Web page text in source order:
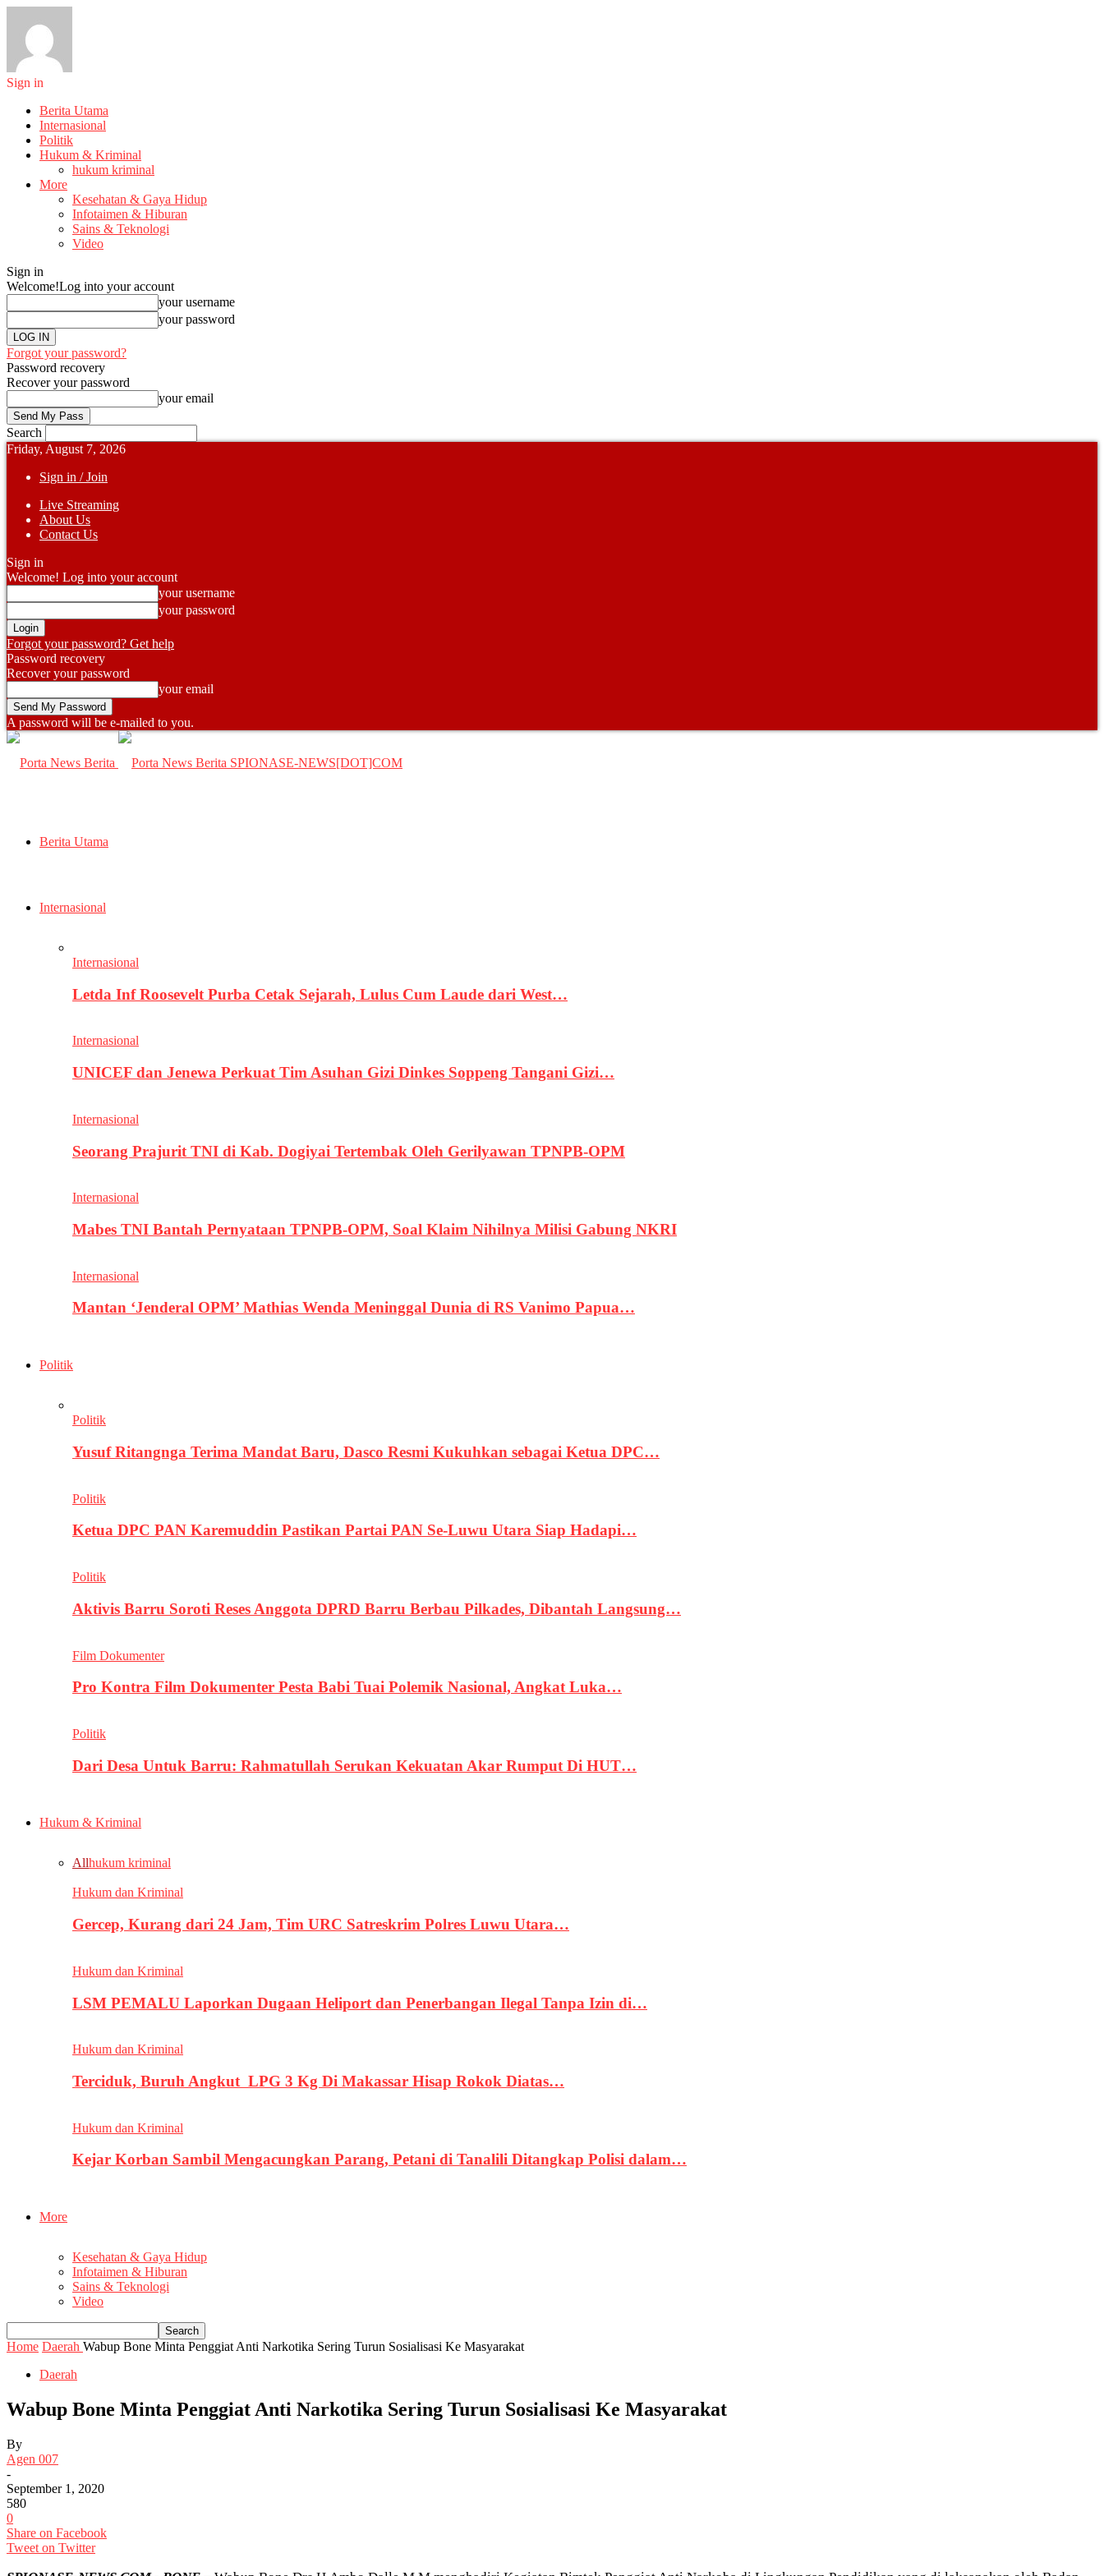
Sign in
Berita Utama
Internasional
Politik
Hukum & Kriminal
hukum kriminal
More
Kesehatan & Gaya Hidup
Infotaimen & Hiburan
Sains & Teknologi
Video
Sign in
Welcome!Log into your account
your username
your password
Forgot your password?
Password recovery
Recover your password
your email
Search
Friday, August 7, 2026
Sign in / Join
Live Streaming
About Us
Contact Us
Sign in
Welcome! Log into your account
your username
your password
Forgot your password? Get help
Password recovery
Recover your password
your email
A password will be e-mailed to you.
SPIONASE-NEWS[DOT]COM
Berita Utama
Internasional
Internasional
Letda Inf Roosevelt Purba Cetak Sejarah, Lulus Cum Laude dari West…
Internasional
UNICEF dan Jenewa Perkuat Tim Asuhan Gizi Dinkes Soppeng Tangani Gizi…
Internasional
Seorang Prajurit TNI di Kab. Dogiyai Tertembak Oleh Gerilyawan TPNPB-OPM
Internasional
Mabes TNI Bantah Pernyataan TPNPB-OPM, Soal Klaim Nihilnya Milisi Gabung NKRI
Internasional
Mantan ‘Jenderal OPM’ Mathias Wenda Meninggal Dunia di RS Vanimo Papua…
Politik
Politik
Yusuf Ritangnga Terima Mandat Baru, Dasco Resmi Kukuhkan sebagai Ketua DPC…
Politik
Ketua DPC PAN Karemuddin Pastikan Partai PAN Se-Luwu Utara Siap Hadapi…
Politik
Aktivis Barru Soroti Reses Anggota DPRD Barru Berbau Pilkades, Dibantah Langsung…
Film Dokumenter
Pro Kontra Film Dokumenter Pesta Babi Tuai Polemik Nasional, Angkat Luka…
Politik
Dari Desa Untuk Barru: Rahmatullah Serukan Kekuatan Akar Rumput Di HUT…
Hukum & Kriminal
Allhukum kriminal
Hukum dan Kriminal
Gercep, Kurang dari 24 Jam, Tim URC Satreskrim Polres Luwu Utara…
Hukum dan Kriminal
LSM PEMALU Laporkan Dugaan Heliport dan Penerbangan Ilegal Tanpa Izin di…
Hukum dan Kriminal
Terciduk, Buruh Angkut LPG 3 Kg Di Makassar Hisap Rokok Diatas…
Hukum dan Kriminal
Kejar Korban Sambil Mengacungkan Parang, Petani di Tanalili Ditangkap Polisi dalam…
More
Kesehatan & Gaya Hidup
Infotaimen & Hiburan
Sains & Teknologi
Video
Home Daerah Wabup Bone Minta Penggiat Anti Narkotika Sering Turun Sosialisasi Ke Masyarakat
Daerah
Wabup Bone Minta Penggiat Anti Narkotika Sering Turun Sosialisasi Ke Masyarakat
By
Agen 007
-
September 1, 2020
580
0
Share on Facebook
Tweet on Twitter